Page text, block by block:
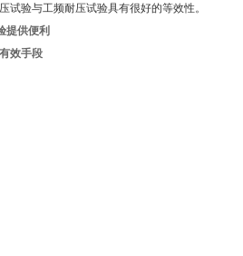
验与工频耐压试验具有很好的等效性。
提供便利
效手段